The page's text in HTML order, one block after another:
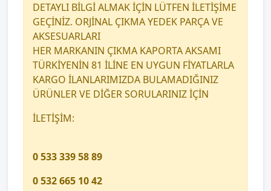
DETAYLI BİLGİ ALMAK İÇİN LÜTFEN İLETİŞİME
GEÇİNİZ. ORJİNAL ÇIKMA YEDEK PARÇA VE
AKSESUARLARI
HER MARKANIN ÇIKMA KAPORTA AKSAMI
TÜRKİYENİN 81 İLİNE EN UYGUN FİYATLARLA
KARGO İLANLARIMIZDA BULAMADIĞINIZ
ÜRÜNLER VE DİĞER SORULARINIZ İÇİN
İLETİŞİM:
0 533 339 58 89
0 532 665 10 42